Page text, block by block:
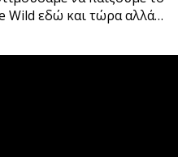
Wild εδώ και τώρα αλλά…